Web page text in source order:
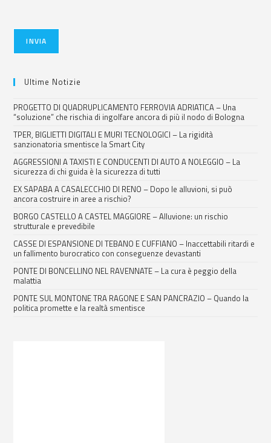
INVIA
Ultime Notizie
PROGETTO DI QUADRUPLICAMENTO FERROVIA ADRIATICA – Una
“soluzione” che rischia di ingolfare ancora di più il nodo di Bologna
TPER, BIGLIETTI DIGITALI E MURI TECNOLOGICI – La rigidità
sanzionatoria smentisce la Smart City
AGGRESSIONI A TAXISTI E CONDUCENTI DI AUTO A NOLEGGIO – La
sicurezza di chi guida è la sicurezza di tutti
EX SAPABA A CASALECCHIO DI RENO – Dopo le alluvioni, si può
ancora costruire in aree a rischio?
BORGO CASTELLO A CASTEL MAGGIORE – Alluvione: un rischio
strutturale e prevedibile
CASSE DI ESPANSIONE DI TEBANO E CUFFIANO – Inaccettabili ritardi e
un fallimento burocratico con conseguenze devastanti
PONTE DI BONCELLINO NEL RAVENNATE – La cura è peggio della
malattia
PONTE SUL MONTONE TRA RAGONE E SAN PANCRAZIO – Quando la
politica promette e la realtà smentisce